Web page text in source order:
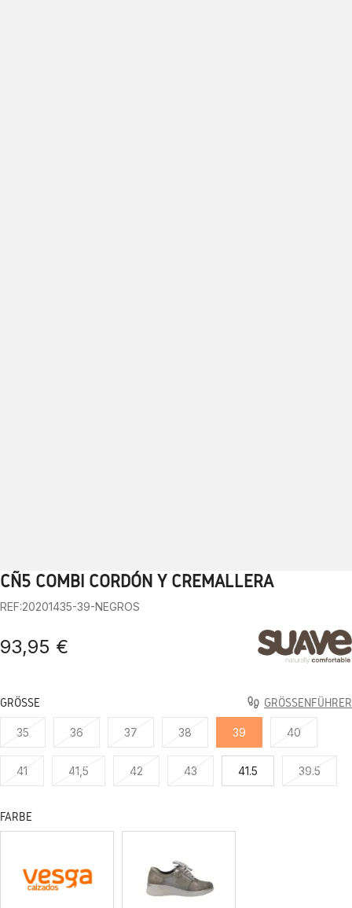
1 2 3 4 5 6 7 8 9
CÑ5 COMBI CORDÓN Y CREMALLERA
REF:20201435-39-NEGROS
93,95 €
GRÖSSE GRÖSSENFÜHRER
35 36 37 38 39 40
41 41,5 42 43 41.5 39.5
FARBE